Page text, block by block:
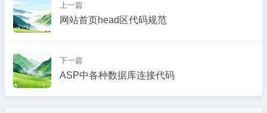
上一篇
网站首页head区代码规范
下一篇
ASP中各种数据库连接代码